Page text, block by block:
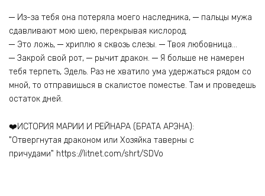
─ Из-за тебя она потеряла моего наследника, ─ пальцы мужа
сдавливают мою шею, перекрывая кислород.
─ Это ложь, ─ хриплю я сквозь слезы. ─ Твоя любовница…
─ Закрой свой рот, ─ рычит дракон. ─ Я больше не намерен
тебя терпеть, Эдель. Раз не хватило ума удержаться рядом со
мной, то отправишься в скалистое поместье. Там и проведешь
остаток дней.
‍❤️‍ИСТОРИЯ МАРИИ И РЕЙНАРА (БРАТА АРЭНА):
"Отвергнутая драконом или Хозяйка таверны с
причудами" https://litnet.com/shrt/SDVo